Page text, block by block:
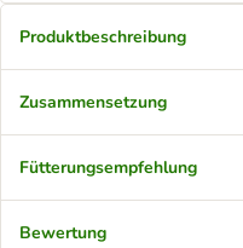
Produktbeschreibung
Zusammensetzung
Fütterungsempfehlung
Bewertung